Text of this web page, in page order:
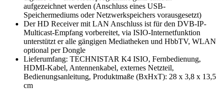
aufgezeichnet werden (Anschluss eines USB-
Speichermediums oder Netzwerkspeichers vorausgesetzt)
Der HD Receiver mit LAN Anschluss ist für den DVB-IP-
Multicast-Empfang vorbereitet, via ISIO-Internetfunktion
unterstützt er alle gängigen Mediatheken und HbbTV, WLAN
optional per Dongle
Lieferumfang: TECHNISTAR K4 ISIO, Fernbedienung,
HDMI-Kabel, Antennenkabel, externes Netzteil,
Bedienungsanleitung, Produktmaße (BxHxT): 28 x 3,8 x 13,5
cm